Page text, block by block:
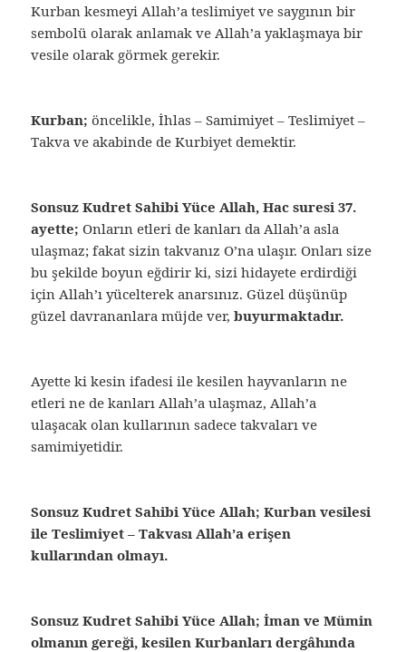
Kurban kesmeyi Allah’a teslimiyet ve saygının bir
sembolü olarak anlamak ve Allah’a yaklaşmaya bir
vesile olarak görmek gerekir.
Kurban;öncelikle, İhlas – Samimiyet – Teslimiyet –
Takva ve akabinde de Kurbiyet demektir.
Sonsuz Kudret Sahibi Yüce Allah, Hac suresi 37.
ayette; Onların etleri de kanları da Allah’a asla
ulaşmaz; fakat sizin takvanız O’na ulaşır. Onları size
bu şekilde boyun eğdirir ki, sizi hidayete erdirdiği
için Allah’ı yücelterek anarsınız. Güzel düşünüp
güzel davrananlara müjde ver,buyurmaktadır.
Ayette ki kesin ifadesi ile kesilen hayvanların ne
etleri ne de kanları Allah’a ulaşmaz, Allah’a
ulaşacak olan kullarının sadece takvaları ve
samimiyetidir.
Sonsuz Kudret Sahibi Yüce Allah; Kurban vesilesi
ile Teslimiyet – Takvası Allah’a erişen
kullarından olmayı.
Sonsuz Kudret Sahibi Yüce Allah; İman ve Mümin
olmanın gereği, kesilen Kurbanları dergâhında